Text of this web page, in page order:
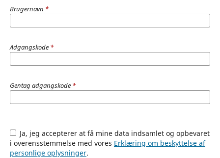
Brugernavn *
Adgangskode *
Gentag adgangskode *
i overensstemmelse med vores Erklæring om beskyttelse af
personlige oplysninger.